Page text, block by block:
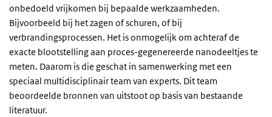
onbedoeld vrijkomen bij bepaalde werkzaamheden.
Bijvoorbeeld bij het zagen of schuren, of bij
verbrandingsprocessen. Het is onmogelijk om achteraf de
exacte blootstelling aan proces-gegenereerde nanodeeltjes te
meten. Daarom is die geschat in samenwerking met een
speciaal multidisciplinair team van experts. Dit team
beoordeelde bronnen van uitstoot op basis van bestaande
literatuur.